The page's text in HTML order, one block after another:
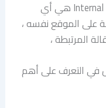
قبل كل شيء ، الروابط الداخلية Internal Links هي أي
على الموقع نفسه ،
المرتبطة ،
في التعرف على أهم